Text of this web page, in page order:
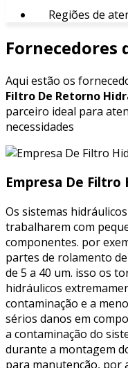
Regiões de
Fornecedores
Aqui estão os
Filtro De Retorno
parceiro ideal para
necessidades
Empresa De Filtro
Os sistemas
trabalharem com
componentes. por
partes de rolamento
de 5 a 40 um. isso os
hidráulicos
contaminação e a
sérios danos em
a contaminação do
durante a montagem
para manutenção, por